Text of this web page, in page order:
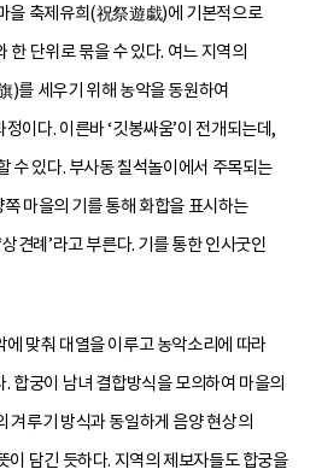
을 축제유희(祝祭遊戱)에 기본적으로
한 단위로 묶을 수 있다. 여느 지역의
)를 세우기 위해 농악을 동원하여
이다. 이른바 ‘깃봉싸움’이 전개되는데,
수 있다. 부사동 칠석놀이에서 주목되는
마을의 기를 통해 화합을 표시하는
견례’라고 부른다. 기를 통한 인사굿인
맞춰 대열을 이루고 농악소리에 따라
합궁이 남녀 결합방식을 모의하여 마을의
겨루기 방식과 동일하게 음양 현상의
이 담긴 듯하다. 지역의 제보자들도 합궁을